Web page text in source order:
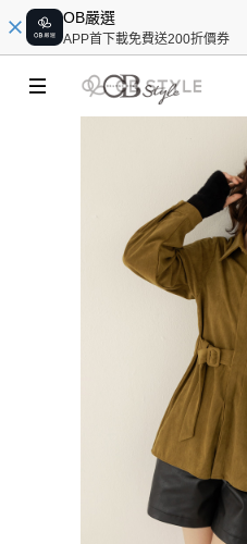
OB嚴選
APP首下載免費送200折價券